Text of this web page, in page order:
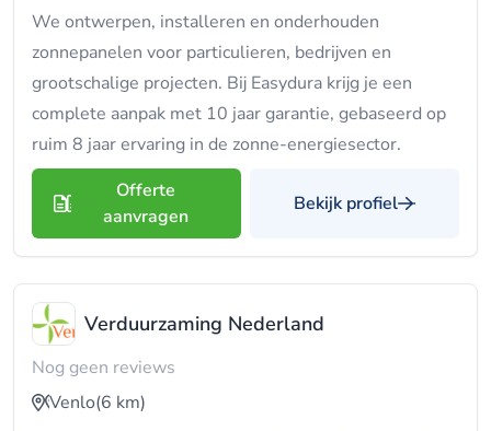
We ontwerpen, installeren en onderhouden
zonnepanelen voor particulieren, bedrijven en
grootschalige projecten. Bij Easydura krijg je een
complete aanpak met 10 jaar garantie, gebaseerd op
ruim 8 jaar ervaring in de zonne-energiesector.
Offerte
aanvragen
Bekijk profiel
Verduurzaming Nederland
Nog geen reviews
Venlo(6 km)